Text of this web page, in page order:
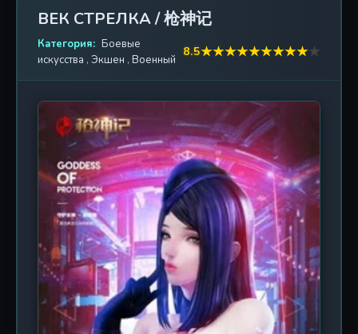
Японии и краха Квантунской армии он остался на
чужбине, одинокий и потерянный, вынужденный
бороться за выживание, работая пастухом у
местного помещика. Этот период лишений и
несправедливости закалил его дух и пробудил в
крестьянам. В 1948 году, приняв китайское имя
Чжан Жунцин, он вступает в ряды Народно-
освободительной армии Китая. Сериал с
беспрецедентной для анимации достоверностью
воссоздает ключевые исторические вехи:
Ляошэньское и Пинцзиньское сражения
Гражданской войны, а также суровые будни
Корейской войны. Мы видим, как юноша,
воспитанный в японской культуре, постепенно
проникается идеалами пролетарского
интернационализма, находит братьев по оружию
и обретает новое сердце — сердце, бьющееся в
унисон с судьбой Китая. Это аниме — гимн
ВЕК СТРЕЛКА / 枪神记
Категория: Боевые
искусства , Экшен , Военный
8.5★★★★★★★★★★